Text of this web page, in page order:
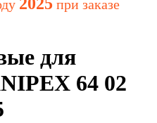
при заказе
для
64 02